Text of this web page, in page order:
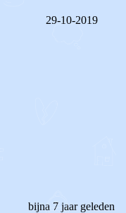
29-10-2019
bijna 7 jaar geleden